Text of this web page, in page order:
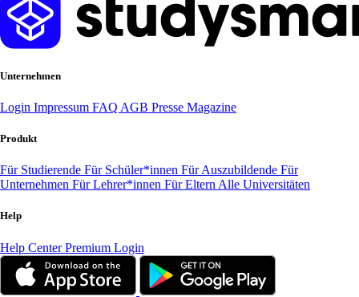
Unternehmen
Login Impressum FAQ AGB Presse Magazine
Produkt
Für Studierende Für Schüler*innen Für Auszubildende Für
Unternehmen Für Lehrer*innen Für Eltern Alle Universitäten
Help
Help CenterPremium Login